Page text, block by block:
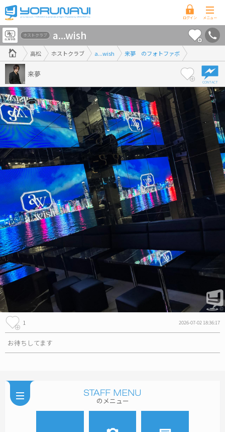
香
川
県
版
高松 ホストクラブ a...wish 来夢 のフォトファボ
ホストクラブ a...wish
来夢
1 2026-07-02 18:36:17
お待ちしてます
のメニュー